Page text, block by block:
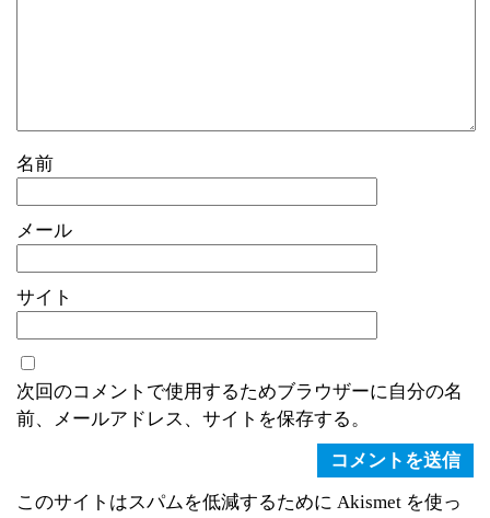
名前
メール
サイト
次回のコメントで使用するためブラウザーに自分の名
前、メールアドレス、サイトを保存する。
このサイトはスパムを低減するために Akismet を使っ